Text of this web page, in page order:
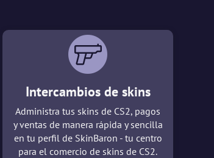
Intercambios de skins
Administra tus skins de CS2, pagos
y ventas de manera rápida y sencilla
en tu perfil de SkinBaron - tu centro
para el comercio de skins de CS2.